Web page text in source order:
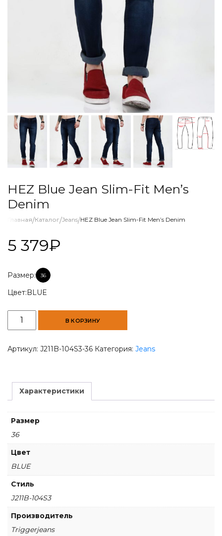
HEZ Blue Jean Slim-Fit Men’s
Denim
Главная/Каталог/Jeans/HEZ Blue Jean Slim-Fit Men’s Denim
5 379₽
Размер: 36
Цвет: BLUE
Количество
товара
Blue
Men's
Denim
В КОРЗИНУ
Артикул: J211B-104S3-36 Категория: Jeans
Характеристики
Размер
36
Цвет
BLUE
Стиль
J211B-104S3
Производитель
Triggerjeans